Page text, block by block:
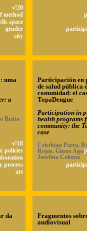
v!20
method
space
gender
city
uma
a
Britto
v!18
policies
process
art
Participación en
de salud pública
comunidad: el
TopaDengue
Participation in
health programs
community: the
case
Cristhian Parra,
Rojas, Ginno
Josefina Coloma
da
Fragmentos
audiovisual